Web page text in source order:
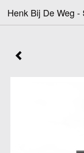
Henk Bij De Weg -